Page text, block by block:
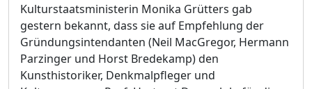
Kulturstaatsministerin Monika Grütters gab
gestern bekannt, dass sie auf Empfehlung der
Gründungsintendanten (Neil MacGregor, Hermann
Parzinger und Horst Bredekamp) den
Kunsthistoriker, Denkmalpfleger und